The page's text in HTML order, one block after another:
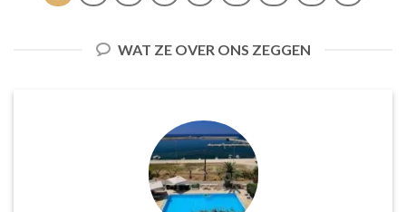
WAT ZE OVER ONS ZEGGEN